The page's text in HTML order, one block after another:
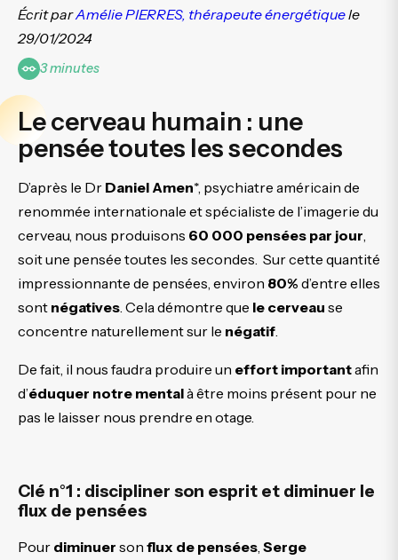
Écrit parAmélie PIERRES, thérapeute énergétiquele
29/01/2024
3 minutes
Le cerveau humain : une
pensée toutes les secondes
D’après le Dr Daniel Amen*, psychiatre américain de
renommée internationale et spécialiste de l’imagerie du
cerveau, nous produisons 60 000 pensées par jour
soit une pensée toutes les secondes. Sur cette quantité
impressionnante de pensées, environ 80% d’entre elles
sont négatives . Cela démontre que le cerveau se
concentre naturellement sur le négatif
De fait, il nous faudra produire un effort importantafin
d’éduquer notre mentalà être moins présent pour ne
pas le laisser nous prendre en otage.
Clé n°1 : discipliner son esprit et diminuer le
flux de pensées
Pour diminuer son flux de pensées Serge